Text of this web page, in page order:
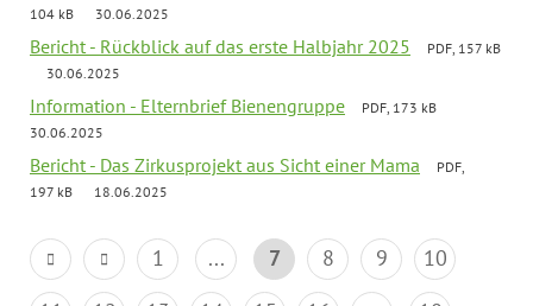
104 kB
30.06.2025
Bericht - Rückblick auf das erste Halbjahr 2025
PDF, 157 kB
30.06.2025
Information - Elternbrief Bienengruppe
PDF, 173 kB
30.06.2025
Bericht - Das Zirkusprojekt aus Sicht einer Mama
PDF,
197 kB
18.06.2025
1 ... 7 8 9
10